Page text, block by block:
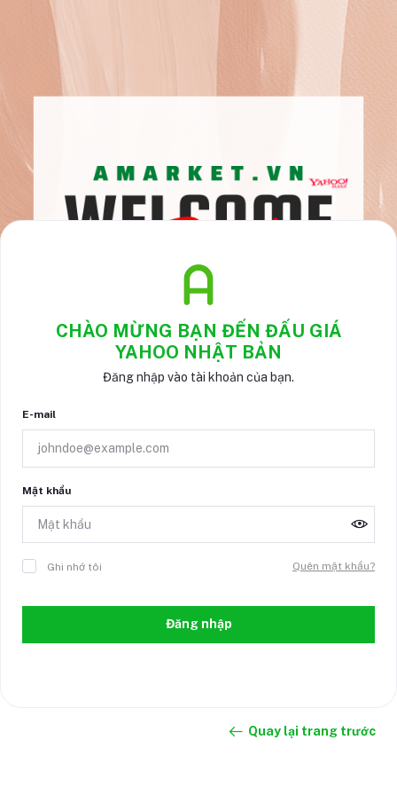
CHÀO MỪNG BẠN ĐẾN ĐẤU GIÁ
YAHOO NHẬT BẢN
Đăng nhập vào tài khoản của bạn.
E-mail
Mật khẩu
Ghi nhớ tôi Quên mật khẩu?
Đăng nhập
Quay lại trang trước